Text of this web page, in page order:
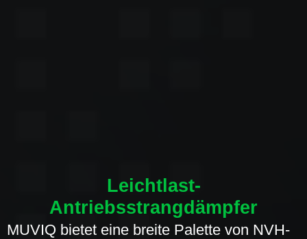
Leichtlast-
Antriebsstrangdämpfer
MUVIQ bietet eine breite Palette von NVH-